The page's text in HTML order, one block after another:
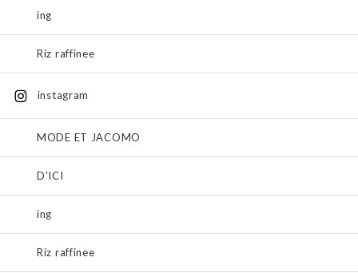
ing
Riz raffinee
instagram
MODE ET JACOMO
D'ICI
ing
Riz raffinee